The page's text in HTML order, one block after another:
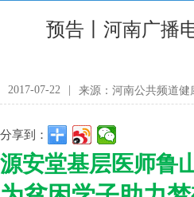
预告丨河南广播
2017-07-22 来源：河南公共频道健
分享到：
源安堂基层医师鲁